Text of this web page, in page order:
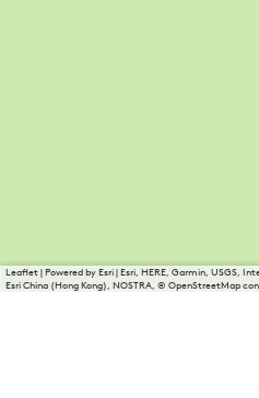
Leaflet|Powered by Esri | Esri, HERE, Garmin, USGS,
Esri China (Hong Kong), NOSTRA, © OpenStreetMap